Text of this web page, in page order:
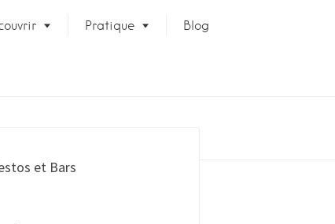
Pratique Blog
et Bars